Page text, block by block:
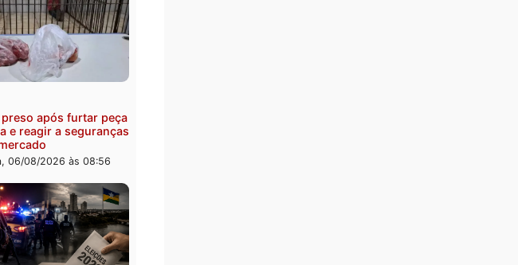
Três suspeitos ligados a facção
criminosa são presos por
receptação e adulteração de
veículos em Porto Velho